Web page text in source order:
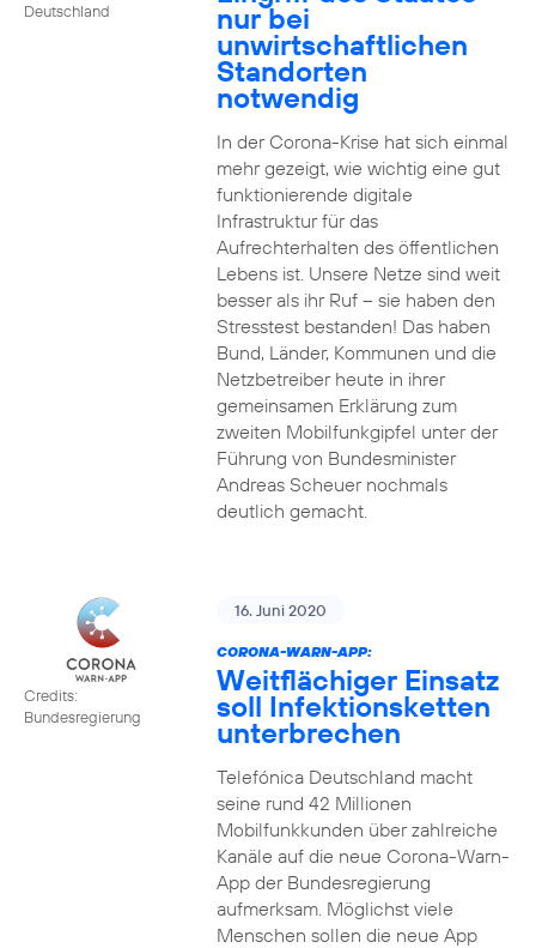
Deutschland
nur bei
unwirtschaftlichen
Standorten
notwendig
In der Corona-Krise hat sich einmal
mehr gezeigt, wie wichtig eine gut
funktionierende digitale
Infrastruktur für das
Aufrechterhalten des öffentlichen
Lebens ist. Unsere Netze sind weit
besser als ihr Ruf – sie haben den
Stresstest bestanden! Das haben
Bund, Länder, Kommunen und die
Netzbetreiber heute in ihrer
gemeinsamen Erklärung zum
zweiten Mobilfunkgipfel unter der
Führung von Bundesminister
Andreas Scheuer nochmals
deutlich gemacht.
Credits:
Bundesregierung
16. Juni 2020
CORONA-WARN-APP:
Weitflächiger Einsatz
soll Infektionsketten
unterbrechen
Telefónica Deutschland macht
seine rund 42 Millionen
Mobilfunkkunden über zahlreiche
Kanäle auf die neue Corona-Warn-
App der Bundesregierung
aufmerksam. Möglichst viele
Menschen sollen die neue App